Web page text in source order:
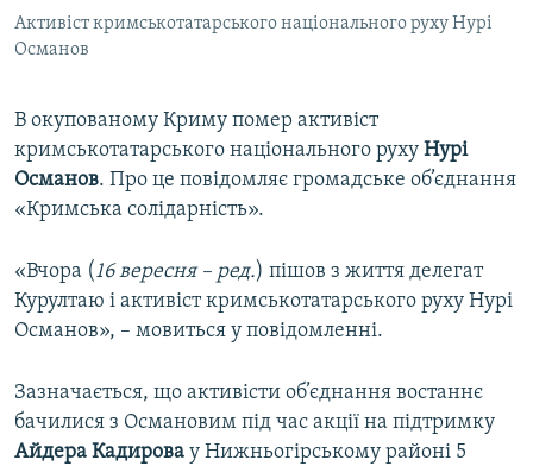
ІНФОГРАФІКА
ДОЛУЧАЙСЯ!
Усі сайти RFE/RL
Активіст кримськотатарського національного руху Нурі
Османов
В окупованому Криму помер активіст
кримськотатарського національного руху Нурі
Османов. Про це повідомляє громадське об’єднання
«Кримська солідарність».
«Вчора (16 вересня – ред.) пішов з життя делегат
Курултаю і активіст кримськотатарського руху Нурі
Османов», – мовиться у повідомленні.
Зазначається, що активісти об’єднання востаннє
бачилися з Османовим під час акції на підтримку
Айдера Кадирова у Нижньогірському районі 5